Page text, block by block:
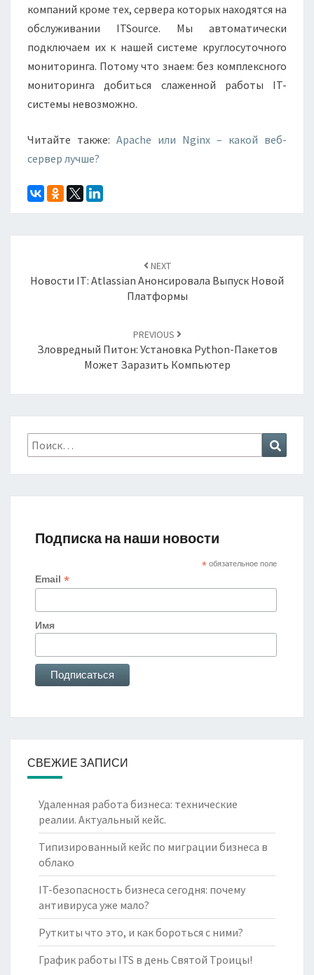
компаний кроме тех, сервера которых находятся на
обслуживании ITSource. Мы автоматически
подключаем их к нашей системе круглосуточного
мониторинга. Потому что знаем: без комплексного
мониторинга добиться слаженной работы IT-
системы невозможно.
Читайте также: Apache или Nginx – какой веб-
сервер лучше?
записям
NEXT
Новости IT: Atlassian Анонсировала Выпуск Новой
Платформы
PREVIOUS
Зловредный Питон: Установка Python-Пакетов
Может Заразить Компьютер
Найти:
Подписка на наши новости
*обязательное поле
Email*
Имя
СВЕЖИЕ ЗАПИСИ
Удаленная работа бизнеса: технические
реалии. Актуальный кейс.
Типизированный кейс по миграции бизнеса в
облако
IT-безопасность бизнеса сегодня: почему
антивируса уже мало?
Руткиты что это, и как бороться с ними?
График работы ITS в день Святой Троицы!